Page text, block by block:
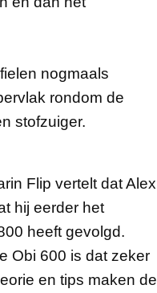
nogmaals
rondom de
stofzuiger.
Flip vertelt dat Alex
hij eerder het
heeft gevolgd.
Obi 600 is dat zeker
en tips maken de